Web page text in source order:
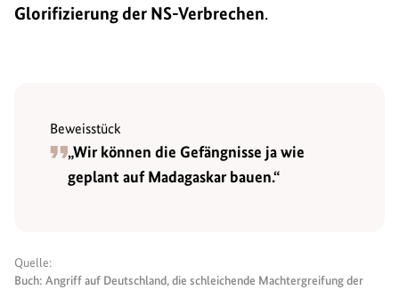
Glorifizierung der NS-Verbrechen.
Beweisstück
„Wir können die Gefängnisse ja wie
geplant auf Madagaskar bauen.“
Quelle:
Buch: Angriff auf Deutschland, die schleichende Machtergreifung der